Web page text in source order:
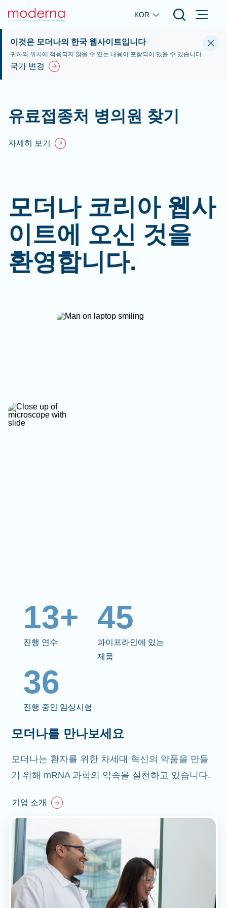
Skip to main content
KOR
이것은 모더나의 한국 웹사이트입니다
귀하의 위치에 적용되지 않을 수 있는 내용이 포함되어 있을 수 있습니다
국가 변경
유료접종처 병의원 찾기
자세히 보기
모더나 코리아 웹사
이트에 오신 것을
환영합니다.
13+
진행 연수
45
파이프라인에 있는
제품
36
진행 중인 임상시험
모더나를 만나보세요
모더나는 환자를 위한 차세대 혁신의 약품을 만들
기 위해 mRNA 과학의 약속을 실천하고 있습니다.
기업 소개